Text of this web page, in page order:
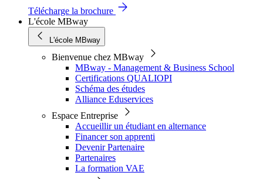
Télécharge la brochure
L'école MBway
L'école MBway
Bienvenue chez MBway
MBway - Management & Business School
Certifications QUALIOPI
Schéma des études
Alliance Eduservices
Espace Entreprise
Accueillir un étudiant en alternance
Financer son apprenti
Devenir Partenaire
Partenaires
La formation VAE